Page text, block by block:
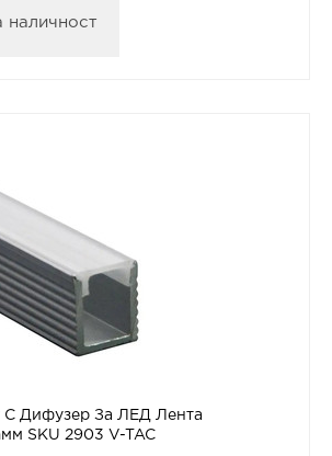
наличност
С Дифузер За ЛЕД Лента
SKU 2903 V-TAC